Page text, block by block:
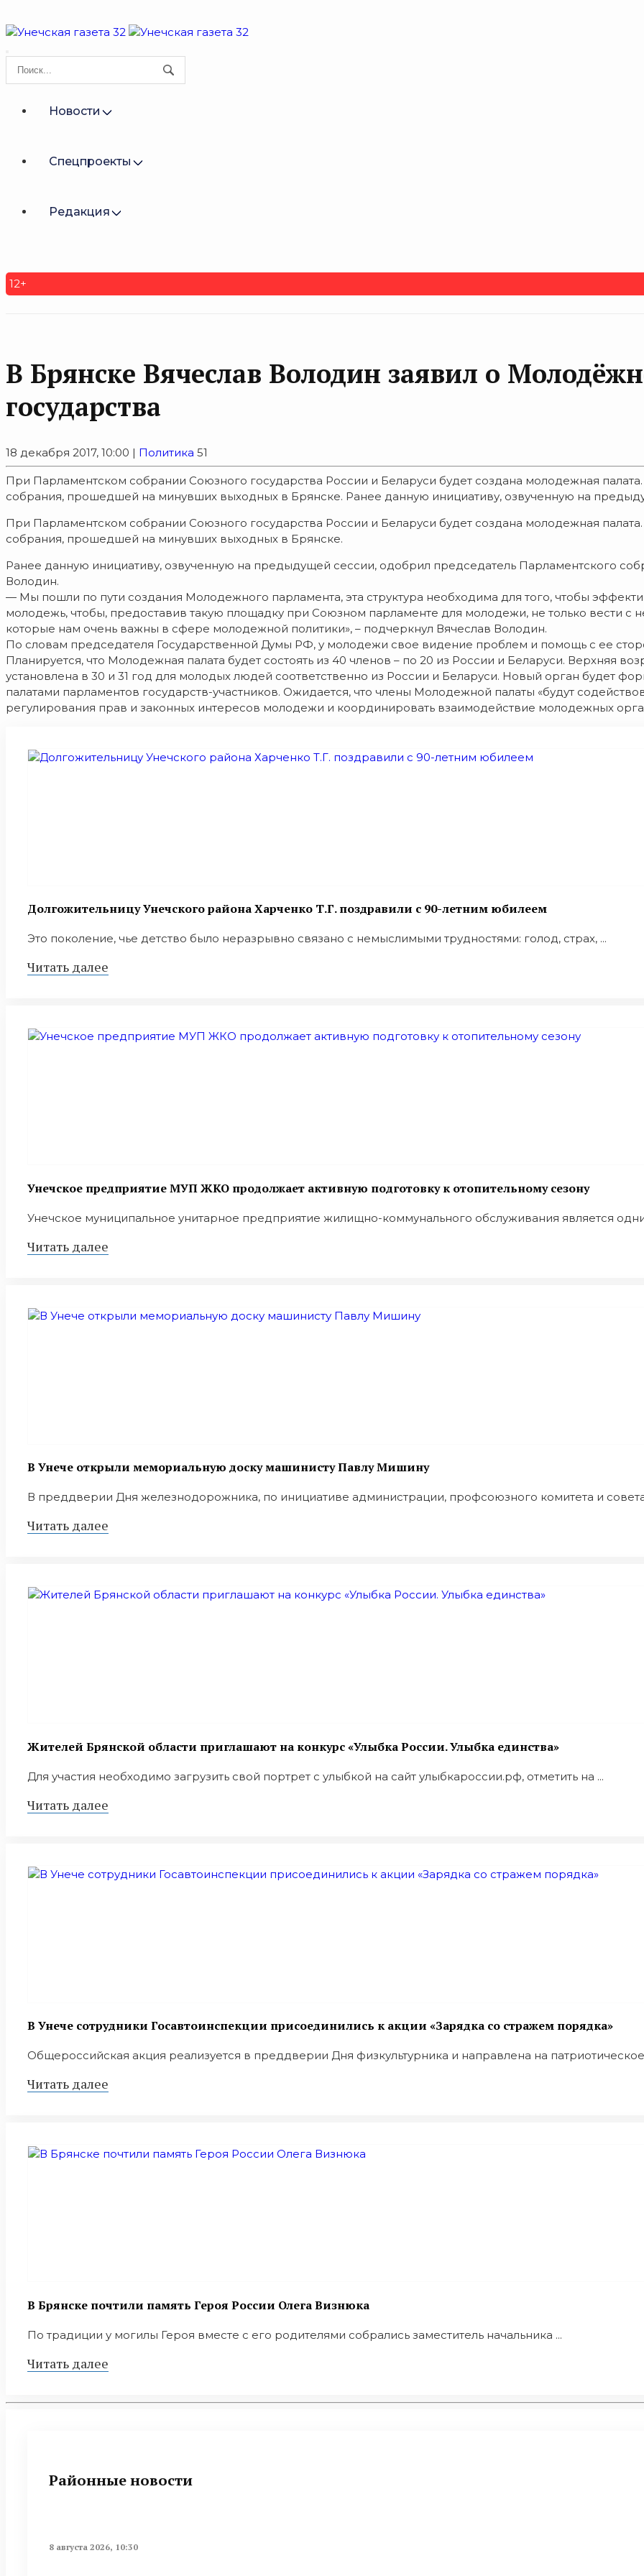
Новости
Спецпроекты
Редакция
12+
В Брянске Вячеслав Володин заявил о
государства
18 декабря 2017, 10:00 | Политика 51
При Парламентском собрании Союзного государства России и Беларуси будет создана молодежная
собрания, прошедшей на минувших выходных в Брянске. Ранее данную инициативу, озвученную на
При Парламентском собрании Союзного государства России и Беларуси будет создана молодежная
собрания, прошедшей на минувших выходных в Брянске.
Ранее данную инициативу, озвученную на предыдущей сессии, одобрил председатель Парламентского
Володин.
— Мы пошли по пути создания Молодежного парламента, эта структура необходима для того, чтобы
молодежь, чтобы, предоставив такую площадку при Союзном парламенте для молодежи, не только вести с
которые нам очень важны в сфере молодежной политики», – подчеркнул Вячеслав Володин.
По словам председателя Государственной Думы РФ, у молодежи свое видение проблем и помощь с ее
Планируется, что Молодежная палата будет состоять из 40 членов – по 20 из России и Беларуси. Верхняя
установлена в 30 и 31 год для молодых людей соответственно из России и Беларуси. Новый орган будет
палатами парламентов государств-участников. Ожидается, что члены Молодежной палаты «будут
регулирования прав и законных интересов молодежи и координировать взаимодействие молодежных
Долгожительницу Унечского района Харченко Т.Г. поздравили с 90-летним юбилеем
Это поколение, чье детство было неразрывно связано с немыслимыми трудностями: голод, страх, ...
Читать далее
Унечское предприятие МУП ЖКО продолжает активную подготовку к отопительному сезону
Унечское муниципальное унитарное предприятие жилищно-коммунального обслуживания является
Читать далее
В Унече открыли мемориальную доску машинисту Павлу Мишину
В преддверии Дня железнодорожника, по инициативе администрации, профсоюзного комитета и совета
Читать далее
Жителей Брянской области приглашают на конкурс «Улыбка России. Улыбка единства»
Для участия необходимо загрузить свой портрет с улыбкой на сайт улыбкароссии.рф, отметить на ...
Читать далее
В Унече сотрудники Госавтоинспекции присоединились к акции «Зарядка со стражем порядка»
Общероссийская акция реализуется в преддверии Дня физкультурника и направлена на патриотическое
Читать далее
В Брянске почтили память Героя России Олега Визнюка
По традиции у могилы Героя вместе с его родителями собрались заместитель начальника ...
Читать далее
Районные новости
8 августа 2026, 10:30